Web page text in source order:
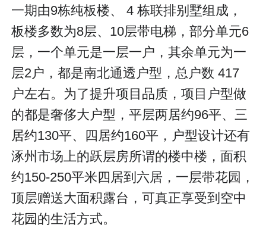
一期由9栋纯板楼、 4 栋联排别墅组成，
板楼多数为8层、10层带电梯，部分单元6
层，一个单元是一层一户，其余单元为一
层2户，都是南北通透户型，总户数 417
户左右。为了提升项目品质，项目户型做
的都是奢侈大户型，平层两居约96平、三
居约130平、四居约160平，户型设计还有
涿州市场上的跃层房所谓的楼中楼，面积
约150-250平米四居到六居，一层带花园，
顶层赠送大面积露台，可真正享受到空中
花园的生活方式。